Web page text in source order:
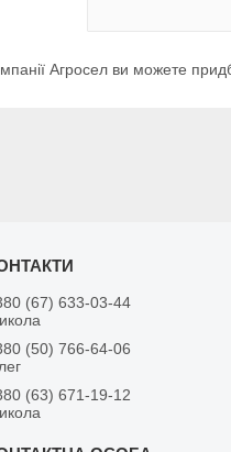
Агросел ви можете
(67) 633-03-44
(50) 766-64-06
(63) 671-19-12